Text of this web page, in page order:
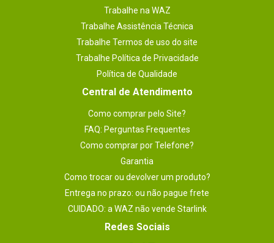
Classificação etária
Contêm violência
Legenda (idioma)
Não especificado
Garantia
Trabalhe na WAZ
Trabalhe Assistência Técnica
Trabalhe Termos de uso do site
Trabalhe Política de Privacidade
Política de Qualidade
Central de Atendimento
Como comprar pelo Site?
FAQ: Perguntas Frequentes
Como comprar por Telefone?
Garantia
Como trocar ou devolver um produto?
Entrega no prazo: ou não pague frete
CUIDADO: a WAZ não vende Starlink
Redes Sociais